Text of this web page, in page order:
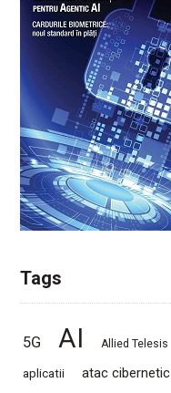
Tags
5G AI Allied Telesis
aplicatii atac cibernetic